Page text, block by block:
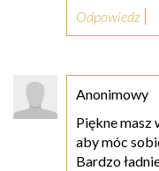
Odpowiedz
Anonimowy
Piękne masz
aby móc
Bardzo